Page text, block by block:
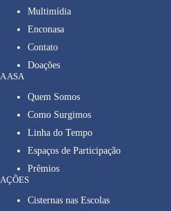
Multimídia
Enconasa
Contato
Doações
A ASA
Quem Somos
Como Surgimos
Linha do Tempo
Espaços de Participação
Prêmios
AÇÕES
Cisternas nas Escolas